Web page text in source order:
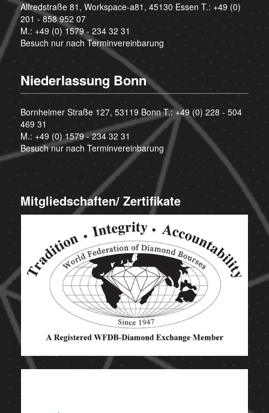
Alfredstraße 81, Workspace-a81, 45130 Essen T.: +49 (0)
201 - 858 952 07
M.: +49 (0) 1579 - 234 32 31
Besuch nur nach Terminvereinbarung
Niederlassung Bonn
Bornheimer Straße 127, 53119 Bonn T.:+49 (0) 228 - 504
469 31
M.: +49 (0) 1579 - 234 32 31
Besuch nur nach Terminvereinbarung
Mitgliedschaften/ Zertifikate